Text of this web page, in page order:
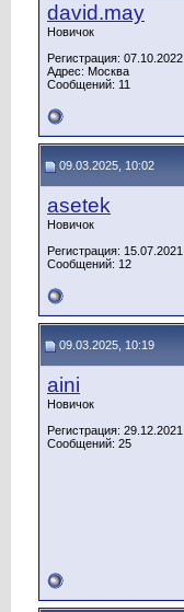
david.may
Новичок
Регистрация: 07.10.2022
Адрес: Москва
Сообщений: 11
09.03.2025, 10:02
asetek
Новичок
Регистрация: 15.07.2021
Сообщений: 12
09.03.2025, 10:19
aini
Новичок
Регистрация: 29.12.2021
Сообщений: 25